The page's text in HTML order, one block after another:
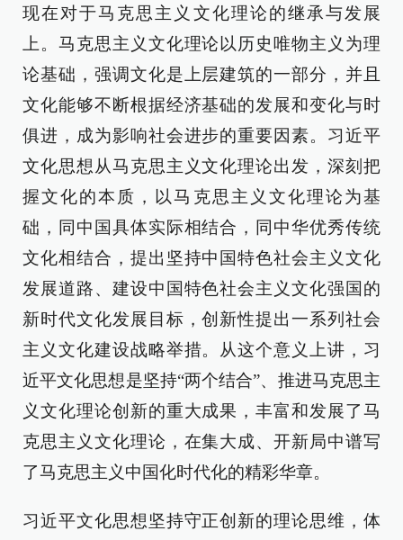
现在对于马克思主义文化理论的继承与发展
上。马克思主义文化理论以历史唯物主义为理
论基础，强调文化是上层建筑的一部分，并且
文化能够不断根据经济基础的发展和变化与时
俱进，成为影响社会进步的重要因素。习近平
文化思想从马克思主义文化理论出发，深刻把
握文化的本质，以马克思主义文化理论为基
础，同中国具体实际相结合，同中华优秀传统
文化相结合，提出坚持中国特色社会主义文化
发展道路、建设中国特色社会主义文化强国的
新时代文化发展目标，创新性提出一系列社会
主义文化建设战略举措。从这个意义上讲，习
近平文化思想是坚持“两个结合”、推进马克思主
义文化理论创新的重大成果，丰富和发展了马
克思主义文化理论，在集大成、开新局中谱写
了马克思主义中国化时代化的精彩华章。
习近平文化思想坚持守正创新的理论思维，体